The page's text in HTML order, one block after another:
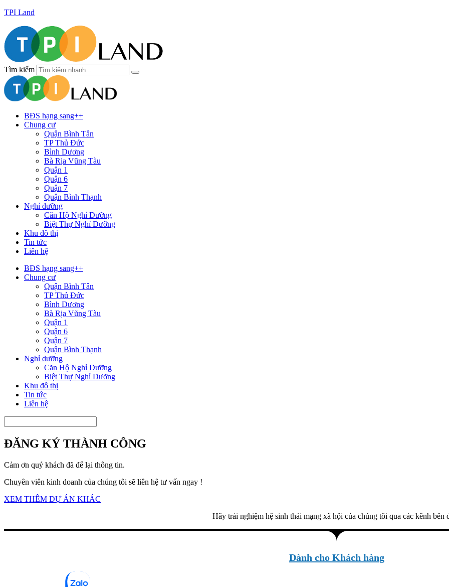
TPI Land
Tìm kiếm
BĐS hạng sang++
Chung cư
Quận Bình Tân
TP Thủ Đức
Bình Dương
Bà Rịa Vũng Tàu
Quận 1
Quận 6
Quận 7
Quận Bình Thạnh
Nghỉ dưỡng
Căn Hộ Nghỉ Dưỡng
Biệt Thự Nghỉ Dưỡng
Khu đô thị
Tin tức
Liên hệ
BĐS hạng sang++
Chung cư
Quận Bình Tân
TP Thủ Đức
Bình Dương
Bà Rịa Vũng Tàu
Quận 1
Quận 6
Quận 7
Quận Bình Thạnh
Nghỉ dưỡng
Căn Hộ Nghỉ Dưỡng
Biệt Thự Nghỉ Dưỡng
Khu đô thị
Tin tức
Liên hệ
ĐĂNG KÝ THÀNH CÔNG
Cảm ơn quý khách đã để lại thông tin.
Chuyên viên kinh doanh của chúng tôi sẽ liên hệ tư vấn ngay !
XEM THÊM DỰ ÁN KHÁC
Hãy trải nghiệm hệ sinh thái mạng xã hội của chúng tôi qua các kênh bên
Dành cho Khách hàng